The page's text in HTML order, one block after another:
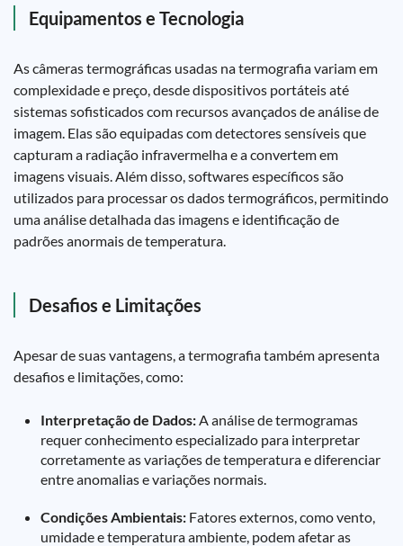
Equipamentos e Tecnologia
As câmeras termográficas usadas na termografia variam em
complexidade e preço, desde dispositivos portáteis até
sistemas sofisticados com recursos avançados de análise de
imagem. Elas são equipadas com detectores sensíveis que
capturam a radiação infravermelha e a convertem em
imagens visuais. Além disso, softwares específicos são
utilizados para processar os dados termográficos, permitindo
uma análise detalhada das imagens e identificação de
padrões anormais de temperatura.
Desafios e Limitações
Apesar de suas vantagens, a termografia também apresenta
desafios e limitações, como:
Interpretação de Dados:A análise de termogramas
requer conhecimento especializado para interpretar
corretamente as variações de temperatura e diferenciar
entre anomalias e variações normais.
Condições Ambientais: Fatores externos, como vento,
umidade e temperatura ambiente, podem afetar as